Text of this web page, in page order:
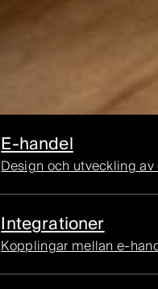
E-handel
Design och utveckling
Integrationer
Kopplingar mellan e-